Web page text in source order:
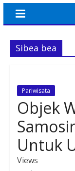
Sibea bea
Pariwisata
Objek
Untuk
Views